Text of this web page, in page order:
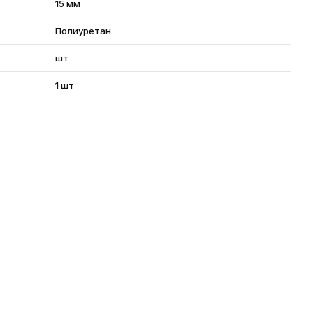
15 мм
Полиуретан
шт
1 шт